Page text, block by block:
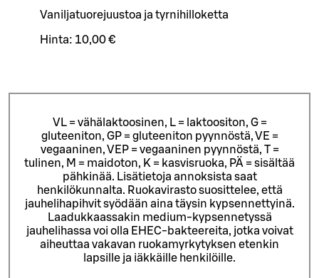
Vaniljatuorejuustoa ja tyrnihilloketta
Hinta: 10,00 €
VL = vähälaktoosinen, L = laktoositon, G =
gluteeniton, GP = gluteeniton pyynnöstä, VE =
vegaaninen, VEP = vegaaninen pyynnöstä, T =
tulinen, M = maidoton, K = kasvisruoka, PÄ = sisältää
pähkinää. Lisätietoja annoksista saat
henkilökunnalta. Ruokavirasto suosittelee, että
jauhelihapihvit syödään aina täysin kypsennettyinä.
Laadukkaassakin medium-kypsennetyssä
jauhelihassa voi olla EHEC-bakteereita, jotka voivat
aiheuttaa vakavan ruokamyrkytyksen etenkin
lapsille ja iäkkäille henkilöille.